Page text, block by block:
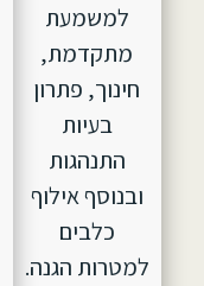
למשמעת
מתקדמת,
חינוך, פתרון
בעיות
התנהגות
ובנוסף אילוף
כלבים
למטרות הגנה.